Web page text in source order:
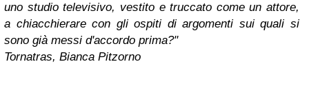
uno studio televisivo, vestito e truccato come un attore,
a chiacchierare con gli ospiti di argomenti sui quali si
sono già messi d'accordo prima?"
Tornatras, Bianca Pitzorno